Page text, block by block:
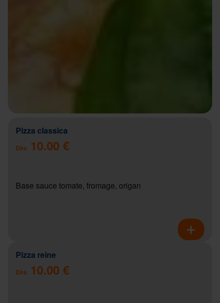
Pizza classica
Dès 10.00 €
Base sauce tomate, fromage, origan
Pizza reine
Dès 10.00 €